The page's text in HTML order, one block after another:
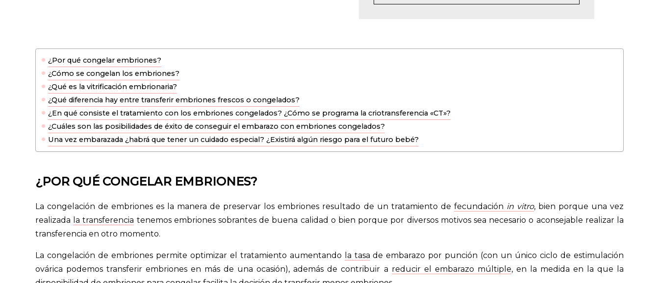
¿Por qué congelar embriones?
¿Cómo se congelan los embriones?
¿Qué es la vitrificación embrionaria?
¿Qué diferencia hay entre transferir embriones frescos o congelados?
¿En qué consiste el tratamiento con los embriones congelados? ¿Cómo se programa la criotransferencia «CT»?
¿Cuáles son las posibilidades de éxito de conseguir el embarazo con embriones congelados?
Una vez embarazada ¿habrá que tener un cuidado especial? ¿Existirá algún riesgo para el futuro bebé?
¿POR QUÉ CONGELAR EMBRIONES?
La congelación de embriones es la manera de preservar los embriones resultado de un tratamiento de fecundación in vitro, bien porque una vez
realizada la transferencia tenemos embriones sobrantes de buena calidad o bien porque por diversos motivos sea necesario o aconsejable realizar la
transferencia en otro momento.
La congelación de embriones permite optimizar el tratamiento aumentando la tasa de embarazo por punción (con un único ciclo de estimulación
ovárica podemos transferir embriones en más de una ocasión), además de contribuir a reducir el embarazo múltiple, en la medida en la que la